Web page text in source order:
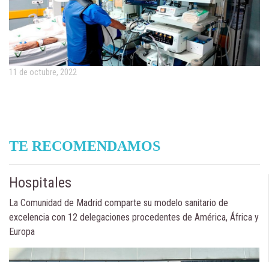
11 de octubre, 2022
TE RECOMENDAMOS
Hospitales
La Comunidad de Madrid comparte su modelo sanitario de
excelencia con 12 delegaciones procedentes de América, África y
Europa